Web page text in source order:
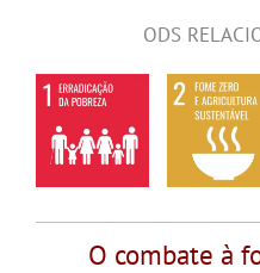
ODS
O combate à